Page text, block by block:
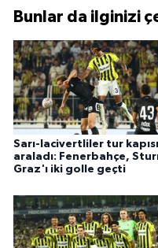
Bunlar da ilginizi
Sarı-lacivertliler tur
araladı: Fenerbahçe,
Graz'ı iki golle geçti